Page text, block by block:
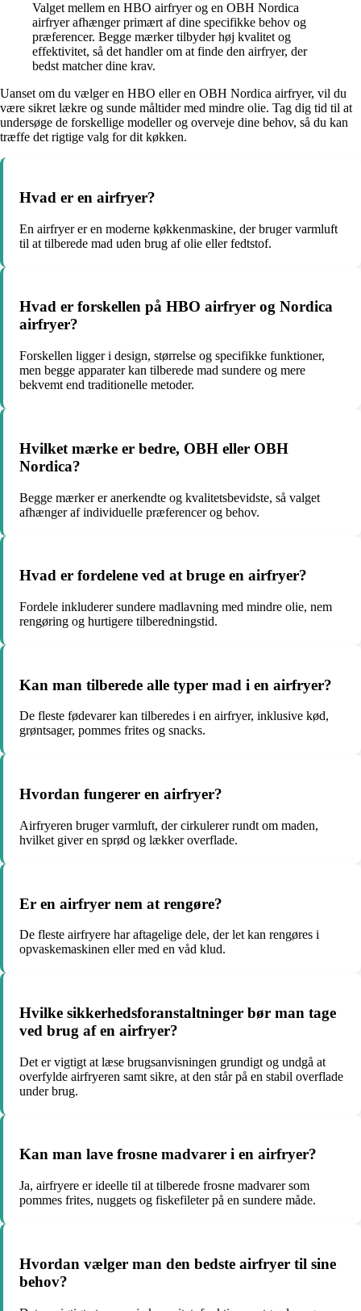
Valget mellem en HBO airfryer og en OBH Nordica
airfryer afhænger primært af dine specifikke behov og
præferencer. Begge mærker tilbyder høj kvalitet og
effektivitet, så det handler om at finde den airfryer, der
bedst matcher dine krav.
Uanset om du vælger en HBO eller en OBH Nordica airfryer, vil du
være sikret lækre og sunde måltider med mindre olie. Tag dig tid til at
undersøge de forskellige modeller og overveje dine behov, så du kan
træffe det rigtige valg for dit køkken.
Hvad er en airfryer?
En airfryer er en moderne køkkenmaskine, der bruger varmluft
til at tilberede mad uden brug af olie eller fedtstof.
Hvad er forskellen på HBO airfryer og Nordica
airfryer?
Forskellen ligger i design, størrelse og specifikke funktioner,
men begge apparater kan tilberede mad sundere og mere
bekvemt end traditionelle metoder.
Hvilket mærke er bedre, OBH eller OBH
Nordica?
Begge mærker er anerkendte og kvalitetsbevidste, så valget
afhænger af individuelle præferencer og behov.
Hvad er fordelene ved at bruge en airfryer?
Fordele inkluderer sundere madlavning med mindre olie, nem
rengøring og hurtigere tilberedningstid.
Kan man tilberede alle typer mad i en airfryer?
De fleste fødevarer kan tilberedes i en airfryer, inklusive kød,
grøntsager, pommes frites og snacks.
Hvordan fungerer en airfryer?
Airfryeren bruger varmluft, der cirkulerer rundt om maden,
hvilket giver en sprød og lækker overflade.
Er en airfryer nem at rengøre?
De fleste airfryere har aftagelige dele, der let kan rengøres i
opvaskemaskinen eller med en våd klud.
Hvilke sikkerhedsforanstaltninger bør man tage
ved brug af en airfryer?
Det er vigtigt at læse brugsanvisningen grundigt og undgå at
overfylde airfryeren samt sikre, at den står på en stabil overflade
under brug.
Kan man lave frosne madvarer i en airfryer?
Ja, airfryere er ideelle til at tilberede frosne madvarer som
pommes frites, nuggets og fiskefileter på en sundere måde.
Hvordan vælger man den bedste airfryer til sine
behov?